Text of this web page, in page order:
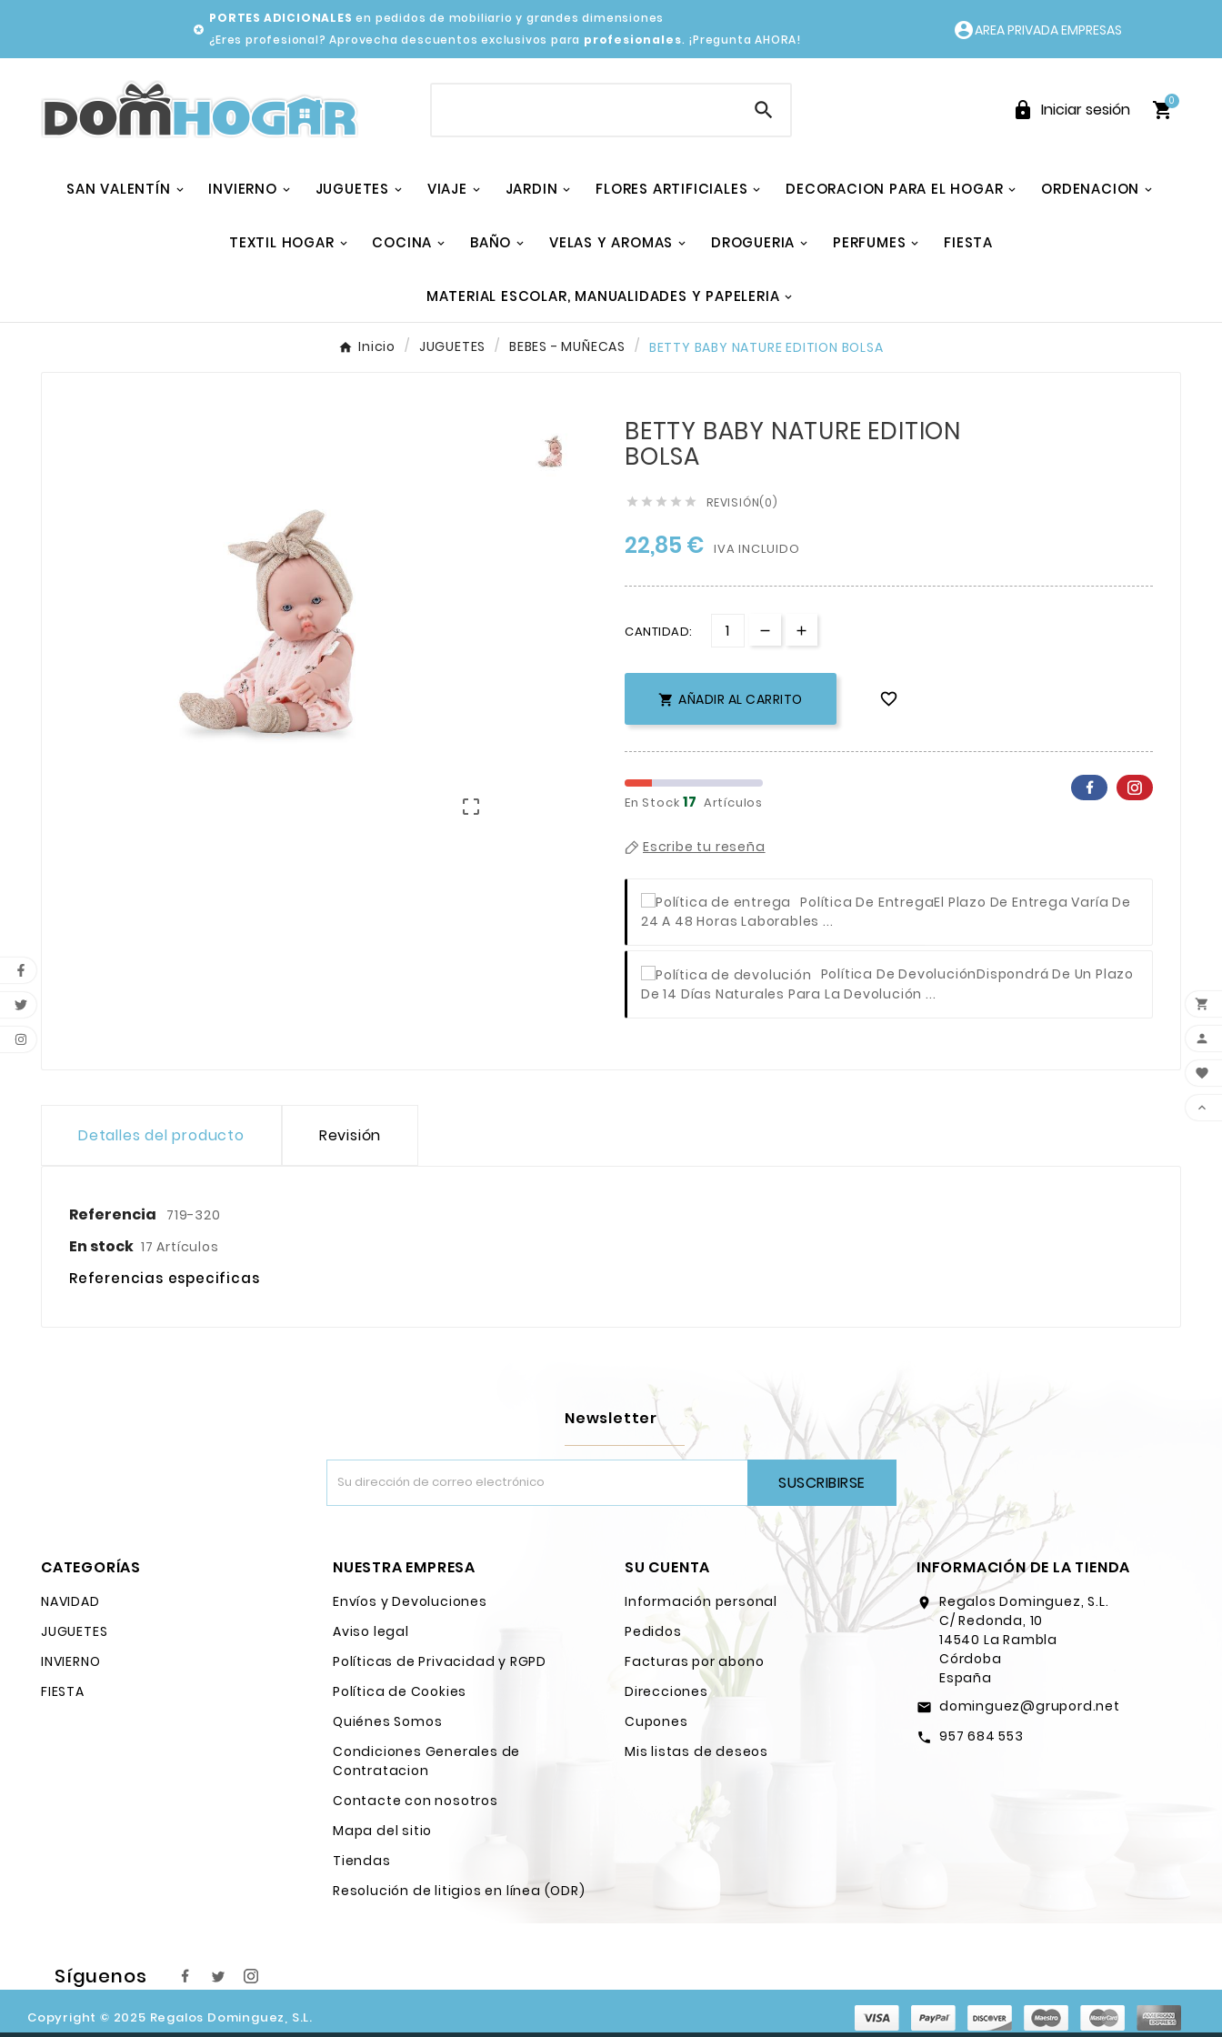

PORTES ADICIONALES en pedidos de mobiliario y grandes dimensiones
¿Eres profesional? Aprovecha descuentos exclusivos para profesionales. ¡Pregunta AHORA! account_circleAREA PRIVADA EMPRESAS
  Iniciar sesión 
0
SAN VALENTÍN INVIERNO JUGUETES VIAJE JARDIN FLORES ARTIFICIALES DECORACION PARA EL HOGAR ORDENACION
TEXTIL HOGAR COCINA BAÑO VELAS Y AROMAS DROGUERIA PERFUMES FIESTA
MATERIAL ESCOLAR, MANUALIDADES Y PAPELERIA
Inicio JUGUETES BEBES - MUÑECAS BETTY BABY NATURE EDITION BOLSA

BETTY BABY NATURE EDITION
BOLSA
     REVISIÓN(0)
22,85 € IVA INCLUIDO
CANTIDAD:
 AÑADIR AL CARRITO 
En Stock17 Artículos
Escribe tu reseña
Política De EntregaEl Plazo De Entrega Varía De
24 A 48 Horas Laborables ...
Política De DevoluciónDispondrá De Un Plazo
De 14 Días Naturales Para La Devolución ...
Detalles del producto Revisión
Referencia 719-320
En stock 17 Artículos
Referencias especificas
Newsletter
SUSCRIBIRSE
CATEGORÍAS
NAVIDAD
JUGUETES
INVIERNO
FIESTA
NUESTRA EMPRESA
Envíos y Devoluciones
Aviso legal
Políticas de Privacidad y RGPD
Política de Cookies
Quiénes Somos
Condiciones Generales de
Contratacion
Contacte con nosotros
Mapa del sitio
Tiendas
Resolución de litigios en línea (ODR)
SU CUENTA
Información personal
Pedidos
Facturas por abono
Direcciones
Cupones
Mis listas de deseos
INFORMACIÓN DE LA TIENDA
location_on Regalos Dominguez, S.L.
C/ Redonda, 10
14540 La Rambla
Córdoba
España
email dominguez@grupord.net
call 957 684 553




Síguenos
Copyright © 2025 Regalos Dominguez, S.L.